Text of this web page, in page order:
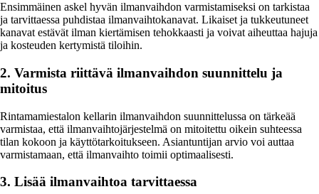
Ensimmäinen askel hyvän ilmanvaihdon varmistamiseksi on tarkistaa
ja tarvittaessa puhdistaa ilmanvaihtokanavat. Likaiset ja tukkeutuneet
kanavat estävät ilman kiertämisen tehokkaasti ja voivat aiheuttaa hajuja
ja kosteuden kertymistä tiloihin.
2. Varmista riittävä ilmanvaihdon suunnittelu ja
mitoitus
Rintamamiestalon kellarin ilmanvaihdon suunnittelussa on tärkeää
varmistaa, että ilmanvaihtojärjestelmä on mitoitettu oikein suhteessa
tilan kokoon ja käyttötarkoitukseen. Asiantuntijan arvio voi auttaa
varmistamaan, että ilmanvaihto toimii optimaalisesti.
3. Lisää ilmanvaihtoa tarvittaessa